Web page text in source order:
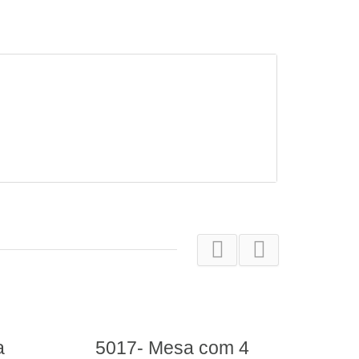
4
0980.9: Mesa